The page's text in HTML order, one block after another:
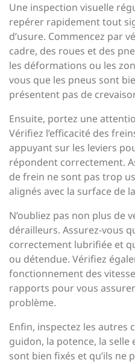
Une inspection visuelle
repérer rapidement tout
d’usure. Commencez par
cadre, des roues et des
les déformations ou les
vous que les pneus sont
présentent pas de
Ensuite, portez une
Vérifiez l’efficacité des
appuyant sur les leviers
répondent correctement.
de frein ne sont pas trop
alignés avec la surface de
N’oubliez pas non plus de
dérailleurs. Assurez-vous
correctement lubrifiée et
ou détendue. Vérifiez
fonctionnement des
rapports pour vous assurer
problème.
Enfin, inspectez les autres
guidon, la potence, la selle
sont bien fixés et qu’ils ne